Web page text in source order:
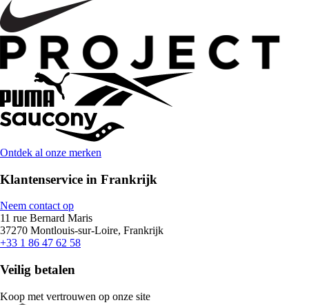
Ontdek al onze merken
Klantenservice in Frankrijk
Neem contact op
11 rue Bernard Maris
37270 Montlouis-sur-Loire, Frankrijk
+33 1 86 47 62 58
Veilig betalen
Koop met vertrouwen op onze site